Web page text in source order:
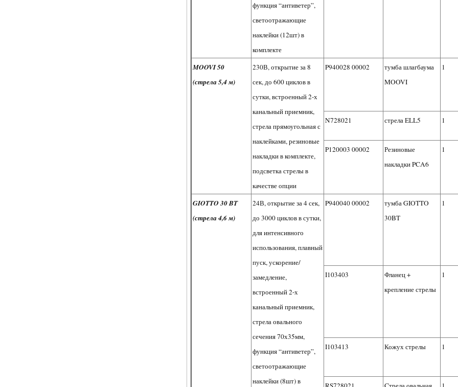
функция “антиветер”,
светоотражающие
наклейки (12шт) в
комплекте
MOOVI 50
(стрела 5,4 м)
230В, открытие за 8
сек, до 600 циклов в
сутки, встроенный 2-х
канальный приемник,
стрела прямоугольная с
наклейками, резиновые
накладки в комплекте,
подсветка стрелы в
качестве опции
P940028 00002
тумба шлагбаума
MOOVI
1
N728021 стрела ELL5 1
P120003 00002
Резиновые
накладки PCA6
1
GIOTTO 30 BT
(стрела 4,6 м)
24В, открытие за 4 сек,
до 3000 циклов в сутки,
для интенсивного
использования, плавный
пуск, ускорение/
замедление,
встроенный 2-х
канальный приемник,
стрела овального
сечения 70х35мм,
функция “антиветер”,
светоотражающие
наклейки (8шт) в
P940040 00002
тумба GIOTTO
30BT
1
I103403
Фланец +
крепление стрелы
1
I103413 Кожух стрелы 1